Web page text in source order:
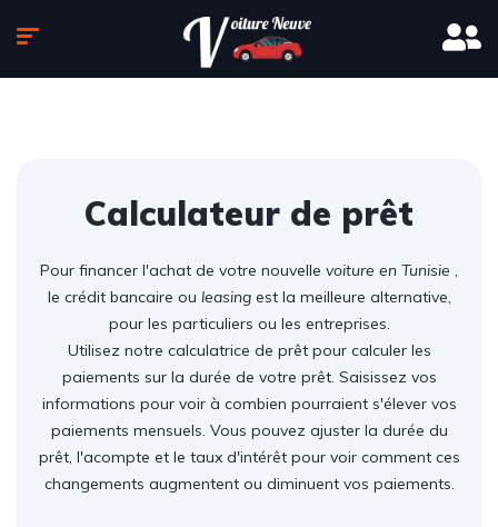
Calculateur de prêt
Pour financer l'achat de votre nouvelle voiture en Tunisie ,
le crédit bancaire ou leasingest la meilleure alternative,
pour les particuliers ou les entreprises.
Utilisez notre calculatrice de prêt pour calculer les
paiements sur la durée de votre prêt. Saisissez vos
informations pour voir à combien pourraient s'élever vos
paiements mensuels. Vous pouvez ajuster la durée du
prêt, l'acompte et le taux d'intérêt pour voir comment ces
changements augmentent ou diminuent vos paiements.